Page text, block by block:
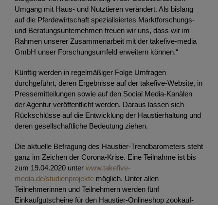
Umgang mit Haus- und Nutztieren verändert. Als bislang
auf die Pferdewirtschaft spezialisiertes Marktforschungs-
und Beratungsunternehmen freuen wir uns, dass wir im
Rahmen unserer Zusammenarbeit mit der takefive-media
GmbH unser Forschungsumfeld erweitern können.“
Künftig werden in regelmäßiger Folge Umfragen
durchgeführt, deren Ergebnisse auf der takefive-Website, in
Pressemitteilungen sowie auf den Social Media-Kanälen
der Agentur veröffentlicht werden. Daraus lassen sich
Rückschlüsse auf die Entwicklung der Haustierhaltung und
deren gesellschaftliche Bedeutung ziehen.
Die aktuelle Befragung des Haustier-Trendbarometers steht
ganz im Zeichen der Corona-Krise. Eine Teilnahme ist bis
zum 19.04.2020 unter www.takefive-
media.de/studienprojekte möglich. Unter allen
Teilnehmerinnen und Teilnehmern werden fünf
Einkaufgutscheine für den Haustier-Onlineshop zookauf-